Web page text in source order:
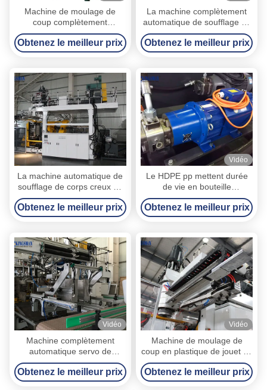
Machine de moulage de
coup complètement
automatique de HDPE
puissance 90 totale de 6.1M
x de 4.1M x de 3.6M
Obtenez le meilleur prix
La machine complètement
automatique de soufflage de
corps creux, le HDPE pp
mettent la machine en
bouteille de soufflage de
Obtenez le meilleur prix
La machine automatique de
soufflage de corps creux du
PE pp pour 200L
choisissent/doubles L
tambour d'anneau
Obtenez le meilleur prix
Vidéo
Le HDPE pp mettent durée
de vie en bouteille
automatique de rendement
élevé de machine de
soufflage de corps creux la
Obtenez le meilleur prix
Vidéo
Machine complètement
automatique servo de
soufflage de corps creux,
machine de moulage de
coup en plastique de
Obtenez le meilleur prix
Vidéo
Machine de moulage de
coup en plastique de jouet de
HDPE de LDPE fiable avec la
certification de la CE
Obtenez le meilleur prix